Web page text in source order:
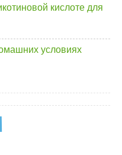
кислоте для
условиях